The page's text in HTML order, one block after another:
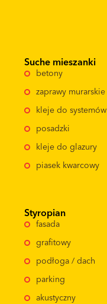
Suche mieszanki
betony
zaprawy
kleje do
posadzki
kleje do glazury
piasek kwarcowy
Styropian
fasada
grafitowy
podłoga / dach
parking
akustyczny